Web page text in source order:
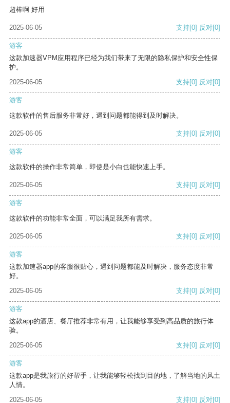
超棒啊 好用
2025-06-05 支持[0] 反对[0]
游客
这款加速器VPM应用程序已经为我们带来了无限的隐私保护和安全性保
护。
2025-06-05
支持[0] 反对[0]
游客
这款软件的售后服务非常好，遇到问题都能得到及时解决。
2025-06-05 支持[0] 反对[0]
游客
这款软件的操作非常简单，即使是小白也能快速上手。
2025-06-05 支持[0] 反对[0]
游客
这款软件的功能非常全面，可以满足我所有需求。
2025-06-05 支持[0] 反对[0]
游客
这款加速器app的客服很贴心，遇到问题都能及时解决，服务态度非常
好。
2025-06-05
支持[0] 反对[0]
游客
这款app的酒店、餐厅推荐非常有用，让我能够享受到高品质的旅行体
验。
2025-06-05
支持[0] 反对[0]
游客
这款app是我旅行的好帮手，让我能够轻松找到目的地，了解当地的风土
人情。
2025-06-05
支持[0] 反对[0]